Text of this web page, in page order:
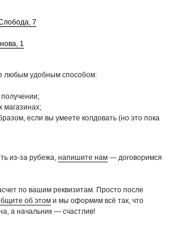
7
1
любым удобным способом:
если вы умеете колдовать (но это пока
из-за рубежа, напишите нам — договоримся
по вашим реквизитам. Просто после
об этом и мы оформим всё так, что
а начальник — счастлив!